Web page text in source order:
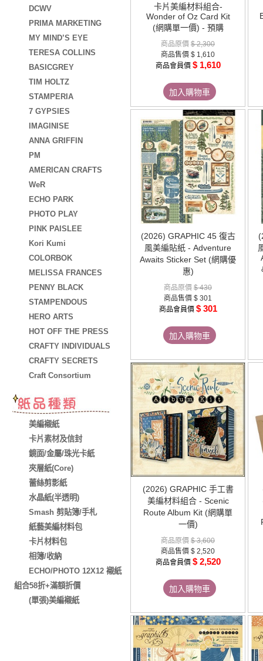
DCWV
PRIMA MARKETING
MY MIND’S EYE
TERESA COLLINS
BASICGREY
TIM HOLTZ
STAMPERIA
7 GYPSIES
IMAGINISE
ANNA GRIFFIN
PM
AMERICAN CRAFTS
WeR
ECHO PARK
PHOTO PLAY
PINK PAISLEE
Kori Kumi
COLORBOK
MELISSA FRANCES
PENNY BLACK
STAMPENDOUS
HERO ARTS
HOT OFF THE PRESS
CRAFTY INDIVIDUALS
CRAFTY SECRETS
Craft Consortium
美編襯紙
卡片素材及信封
鏡面/金屬/珠光卡紙
夾層紙(Core)
蕾絲剪影紙
水晶紙(半透明)
Smash 剪貼簿/手札
紙藝美編材料包
卡片材料包
相簿/收納
ECHO/PHOTO 12X12 襯紙
組合58折+滿額折價
(單張)美編襯紙
卡片美編材料組合-
Wonder of Oz Card Kit
(網購單一價) - 預購
商品原價 $ 2,300
商品售價 $ 1,610
商品會員價 $ 1,610
加入購物車
(2026) GRAPHIC 45 復古
風美編貼紙 - Adventure
Awaits Sticker Set (網購優
惠)
商品原價 $ 430
商品售價 $ 301
商品會員價 $ 301
加入購物車
(2026) GRAPHIC 手工書
美編材料組合 - Scenic
Route Album Kit (網購單
一價)
商品原價 $ 3,600
商品售價 $ 2,520
商品會員價 $ 2,520
加入購物車